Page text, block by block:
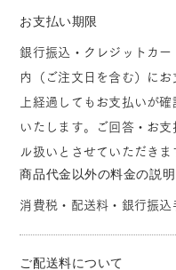
お支払い期限
銀行振込・クレジットカ
内（ご注文日を含む）に
上経過してもお支払いが
いたします。ご回答・お
ル扱いとさせていただきま
商品代金以外の料金の説明
消費税・配送料・銀行振込
ご配送料について